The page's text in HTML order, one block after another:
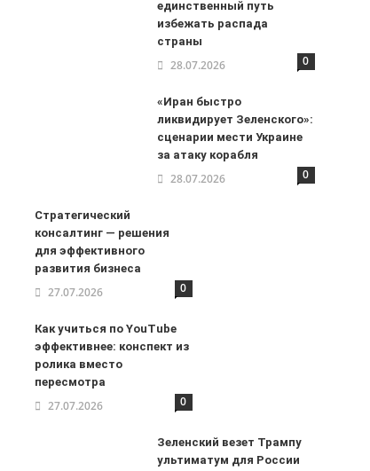
единственный путь
избежать распада
страны
28.07.2026 0
«Иран быстро
ликвидирует Зеленского»:
сценарии мести Украине
за атаку корабля
28.07.2026 0
Стратегический
консалтинг — решения
для эффективного
развития бизнеса
27.07.2026 0
Как учиться по YouTube
эффективнее: конспект из
ролика вместо
пересмотра
27.07.2026 0
Зеленский везет Трампу
ультиматум для России